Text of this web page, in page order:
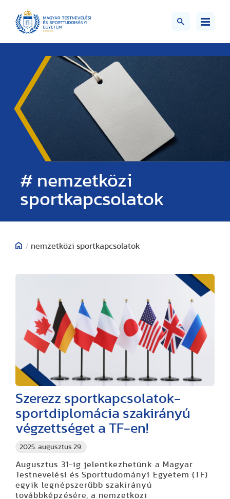
# nemzetközi
sportkapcsolatok
/ nemzetközi sportkapcsolatok
2025. augusztus 29.
Szerezz sportkapcsolatok-
sportdiplomácia szakirányú
végzettséget a TF-en!
Augusztus 31-ig jelentkezhetünk a Magyar
Testnevelési és Sporttudományi Egyetem (TF)
egyik legnépszerűbb szakirányú
továbbképzésére, a nemzetközi